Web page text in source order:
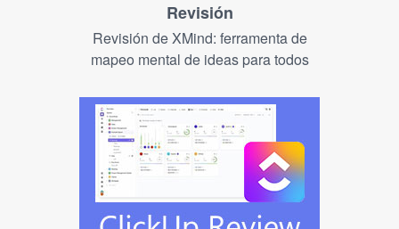
Revisión
Revisión de XMind: ferramenta de
mapeo mental de ideas para todos